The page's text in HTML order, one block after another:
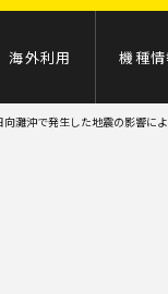
海外利用 機種情
向灘沖で発生した地震の影響に